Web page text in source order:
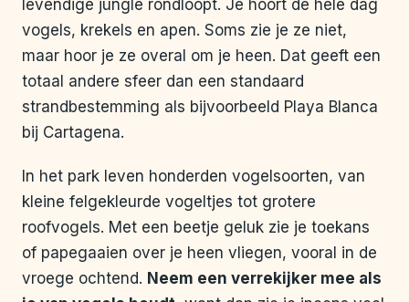
levendige jungle rondloopt. Je hoort de hele dag
vogels, krekels en apen. Soms zie je ze niet,
maar hoor je ze overal om je heen. Dat geeft een
totaal andere sfeer dan een standaard
strandbestemming als bijvoorbeeld Playa Blanca
bij Cartagena.
In het park leven honderden vogelsoorten, van
kleine felgekleurde vogeltjes tot grotere
roofvogels. Met een beetje geluk zie je toekans
of papegaaien over je heen vliegen, vooral in de
vroege ochtend. Neem een verrekijker mee als